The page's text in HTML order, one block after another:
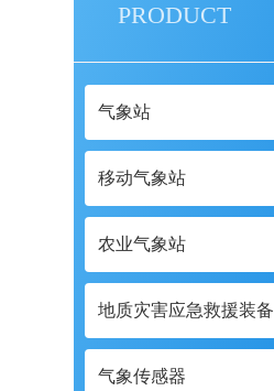
PRODUCT
气象站
移动气象站
农业气象站
地质灾害应急救援装备
气象传感器